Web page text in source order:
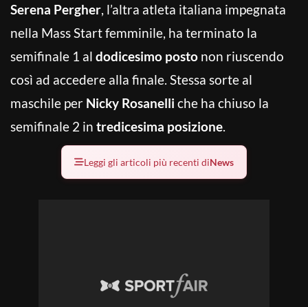
Serena Pergher, l’altra atleta italiana impegnata
nella Mass Start femminile, ha terminato la
semifinale 1 al dodicesimo posto non riuscendo
così ad accedere alla finale. Stessa sorte al
maschile per Nicky Rosanelli che ha chiuso la
semifinale 2 in tredicesima posizione.
Leggi gli articoli più recenti diNews